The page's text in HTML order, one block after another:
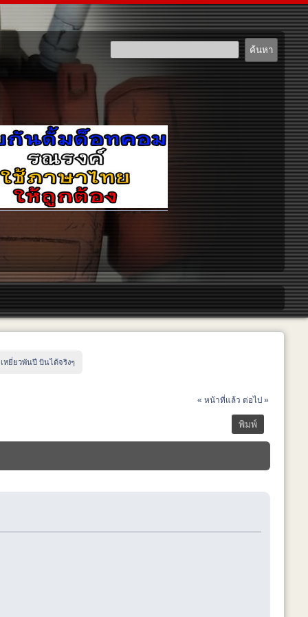
เหยี่ยวพันปี บินได้จริงๆ
« หน้าที่แล้ว ต่อไป »
พิมพ์